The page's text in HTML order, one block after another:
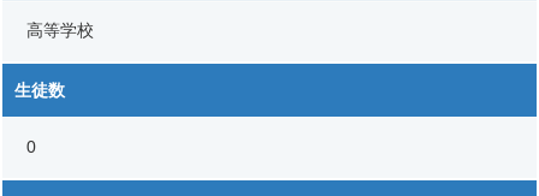
高等学校
生徒数
0